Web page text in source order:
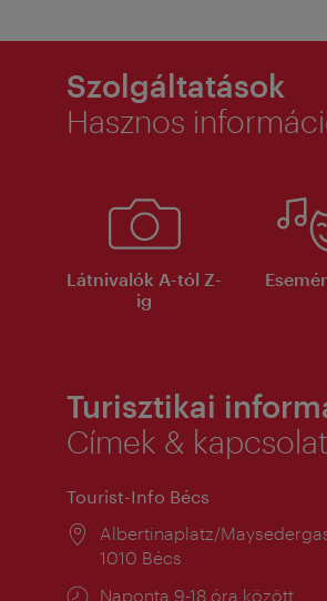
Szolgáltatások
Hasznos
Látnivalók A-tól Z-
ig
Turisztikai
Címek &
Tourist-Info Bécs
Helyszín:
Albertinaplatz/
1010 Bécs
Nyitva
Naponta 9-18 óra között